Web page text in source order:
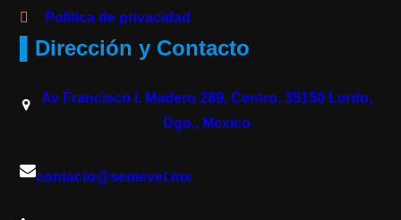
Política de privacidad
▌Dirección y Contacto
Av Francisco I. Madero 289, Centro, 35150 Lerdo,
Dgo., Mexico
contacto@semevet.mx